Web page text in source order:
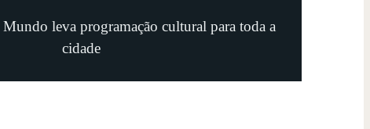
leva programação cultural para toda a
cidade